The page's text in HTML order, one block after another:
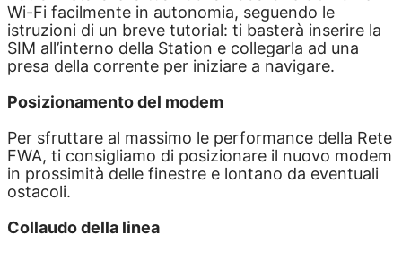
Wi-Fi facilmente in autonomia, seguendo le
istruzioni di un breve tutorial: ti basterà inserire la
SIM all’interno della Station e collegarla ad una
presa della corrente per iniziare a navigare.
Posizionamento del modem
Per sfruttare al massimo le performance della Rete
FWA, ti consigliamo di posizionare il nuovo modem
in prossimità delle finestre e lontano da eventuali
ostacoli.
Collaudo della linea